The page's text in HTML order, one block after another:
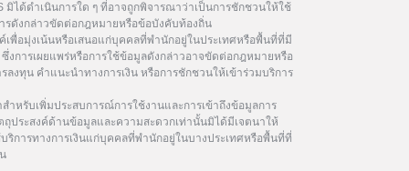
มิได้ดำเนินการใด ๆ ที่อาจถูกพิจารณาว่าเป็นการชักชวนให้ใช้
รดังกล่าวขัดต่อกฎหมายหรือข้อบังคับท้องถิ่น
พื่อมุ่งเน้นหรือเสนอแก่บุคคลที่พำนักอยู่ในประเทศหรือพื้นที่ที่มี
งการเผยแพร่หรือการใช้ข้อมูลดังกล่าวอาจขัดต่อกฎหมายหรือ
งทุน คำแนะนำทางการเงิน หรือการชักชวนให้เข้าร่วมบริการ
หรับเพิ่มประสบการณ์การใช้งานและการเข้าถึงข้อมูลการ
ประสงค์ด้านข้อมูลและความสะดวกเท่านั้นมิได้มีเจตนาให้
ริการทางการเงินแก่บุคคลที่พำนักอยู่ในบางประเทศหรือพื้นที่ที่